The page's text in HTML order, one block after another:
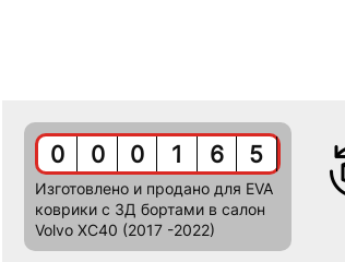
0 0 0 1 6 5
Изготовлено и продано для EVA
коврики c 3Д бортами в салон
Volvo XC40 (2017 -2022)